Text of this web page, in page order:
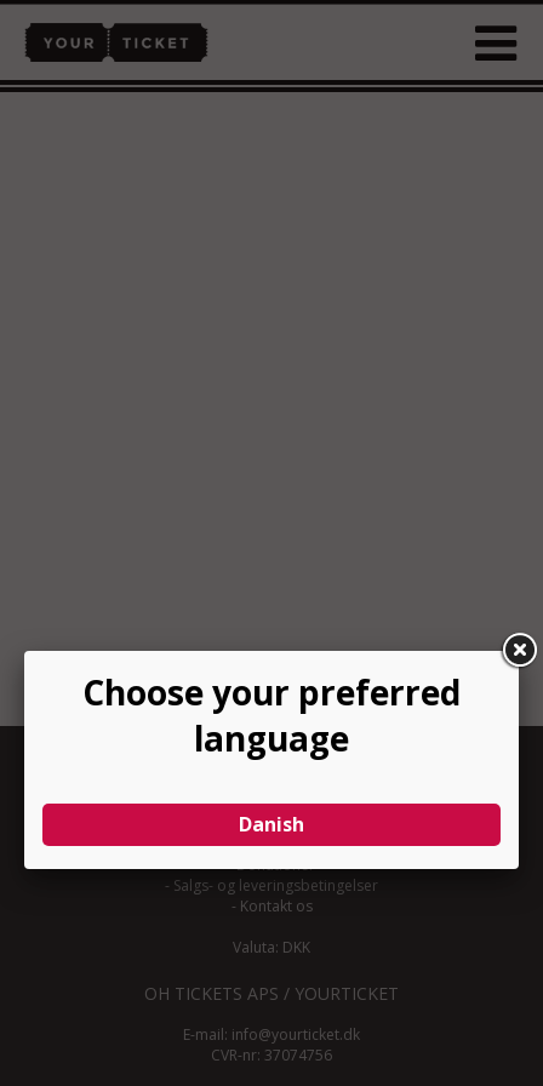
INFORMATION
-Om YourTicket
Bliv arrangør
-Arrangør login
-Donationer
- Salgs- og leveringsbetingelser
- Kontakt os
Valuta: DKK
OH TICKETS APS / YOURTICKET
E-mail: info@yourticket.dk
CVR-nr: 37074756